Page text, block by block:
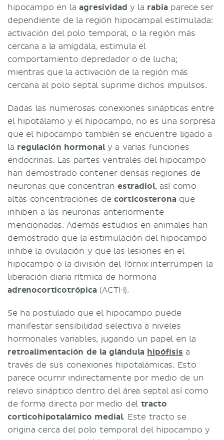
hipocampo en laagresividad y la rabia parece ser
dependiente de la región hipocampal estimulada:
activación del polo temporal, o la región más
cercana a la amígdala, estimula el
comportamiento depredador o de lucha;
mientras que la activación de la región más
cercana al polo septal suprime dichos impulsos.
Dadas las numerosas conexiones sinápticas entre
el hipotálamo y el hipocampo, no es una sorpresa
que el hipocampo también se encuentre ligado a
la regulación hormonaly a varias funciones
endocrinas. Las partes ventrales del hipocampo
han demostrado contener densas regiones de
neuronas que concentran estradiol, así como
altas concentraciones de corticosterona que
inhiben a las neuronas anteriormente
mencionadas. Además estudios en animales han
demostrado que la estimulación del hipocampo
inhibe la ovulación y que las lesiones en el
hipocampo o la división del fórnix interrumpen la
liberación diaria rítmica de hormona
adrenocorticotrópica (ACTH).
Se ha postulado que el hipocampo puede
manifestar sensibilidad selectiva a niveles
hormonales variables, jugando un papel en la
retroalimentación de la glándula hipófisis a
través de sus conexiones hipotalámicas. Esto
parece ocurrir indirectamente por medio de un
relevo sináptico dentro del área septal así como
de forma directa por medio del tracto
corticohipotalámico medial. Este tracto se
origina cerca del polo temporal del hipocampo y